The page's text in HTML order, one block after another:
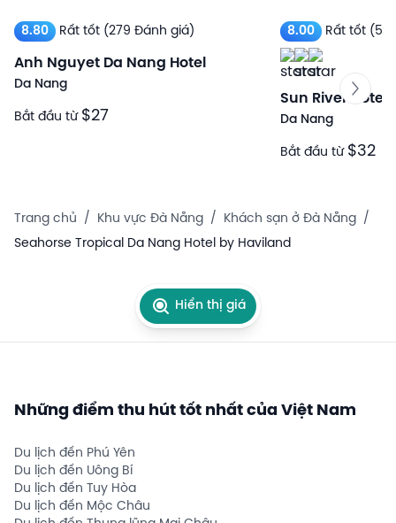
8.80 Rất tốt (279 Đánh giá)
Anh Nguyet Da Nang Hotel
Da Nang
Bắt đầu từ $27
8.00 Rất tốt
Sun River Hotel
Da Nang
Bắt đầu từ $32
Trang chủ / Khu vực Đà Nẵng / Khách sạn ở Đà Nẵng /
Seahorse Tropical Da Nang Hotel by Haviland
Hiển thị giá
Những điểm thu hút tốt nhất của Việt Nam
Du lịch đến Phú Yên
Du lịch đến Uông Bí
Du lịch đến Tuy Hòa
Du lịch đến Mộc Châu